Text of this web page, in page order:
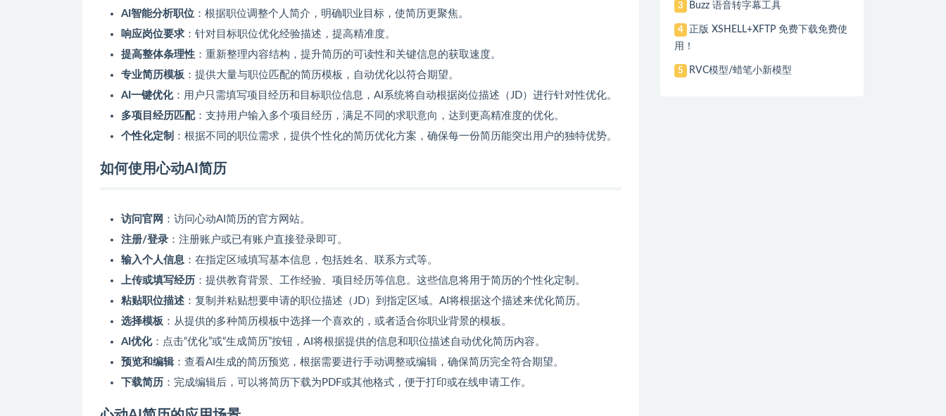
AI智能分析职位 ：根据职位调整个人简介，明确职业目标，使简历更聚焦。
响应岗位要求 ：针对目标职位优化经验描述，提高精准度。
提高整体条理性 ：重新整理内容结构，提升简历的可读性和关键信息的获取速度。
专业简历模板 ：提供大量与职位匹配的简历模板，自动优化以符合期望。
AI一键优化：用户只需填写项目经历和目标职位信息，AI系统将自动根据岗位描述（JD）进行针对性优化。
多项目经历匹配：支持用户输入多个项目经历，满足不同的求职意向，达到更高精准度的优化。
个性化定制 ：根据不同的职位需求，提供个性化的简历优化方案，确保每一份简历能突出用户的独特优势。
如何使用心动AI简历
访问官网 ：访问心动AI简历的官方网站。
注册/登录 ：注册账户或已有账户直接登录即可。
输入个人信息 ：在指定区域填写基本信息，包括姓名、联系方式等。
上传或填写经历 ：提供教育背景、工作经验、项目经历等信息。这些信息将用于简历的个性化定制。
粘贴职位描述 ：复制并粘贴想要申请的职位描述（JD）到指定区域。AI将根据这个描述来优化简历。
选择模板 ：从提供的多种简历模板中选择一个喜欢的，或者适合你职业背景的模板。
AI优化：点击“优化”或“生成简历”按钮，AI将根据提供的信息和职位描述自动优化简历内容。
预览和编辑：查看AI生成的简历预览，根据需要进行手动调整或编辑，确保简历完全符合期望。
下载简历 ：完成编辑后，可以将简历下载为PDF或其他格式，便于打印或在线申请工作。
3 Buzz 语音转字幕工具
4
正版 XSHELL+XFTP 免费下载免费使
用！
5 RVC模型/蜡笔小新模型